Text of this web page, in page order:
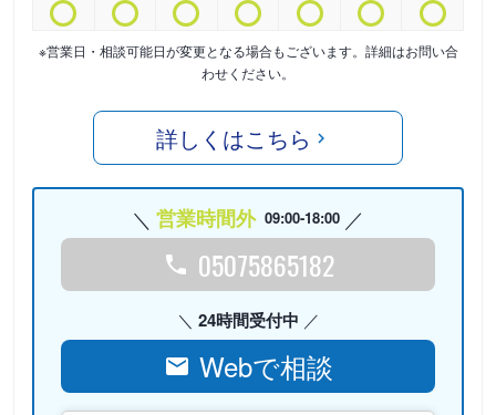
※営業日・相談可能日が変更となる場合もございます。詳細はお問い合
わせください。
詳しくはこちら
営業時間外 09:00-18:00
05075865182
24時間受付中
Webで相談